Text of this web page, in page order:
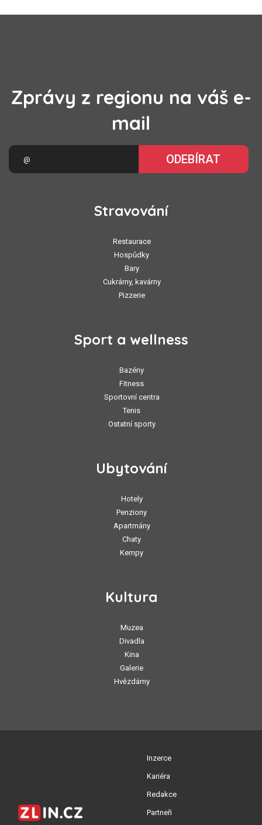
Zprávy z regionu na váš e-
mail
ODEBÍRAT
Stravování
Restaurace
Hospůdky
Bary
Cukrárny, kavárny
Pizzerie
Sport a wellness
Bazény
Fitness
Sportovní centra
Tenis
Ostatní sporty
Ubytování
Hotely
Penziony
Apartmány
Chaty
Kempy
Kultura
Muzea
Divadla
Kina
Galerie
Hvězdárny
Inzerce
Kariéra
Redakce
Partneři